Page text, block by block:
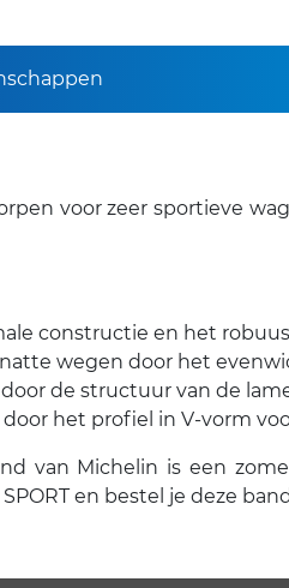
voor zeer sportieve
constructie en het
wegen door het
de structuur van de
het profiel in V-vorm
van Michelin is een
en bestel je deze